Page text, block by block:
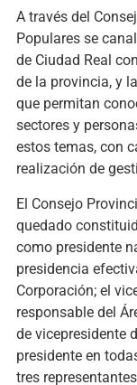
A través del
Populares se
de Ciudad Real
de la provincia, y
que permitan
sectores y
estos temas, con
realización de
El Consejo
quedado
como presidente
presidencia
Corporación; el
responsable del
de vicepresidente
presidente en
tres